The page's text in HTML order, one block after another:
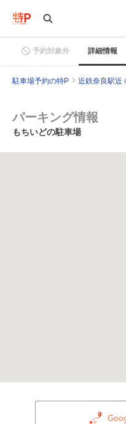
予約対象外 詳細情報
駐車場予約の特P 近鉄奈良駅近
パーキング情報
もちいどの駐車場